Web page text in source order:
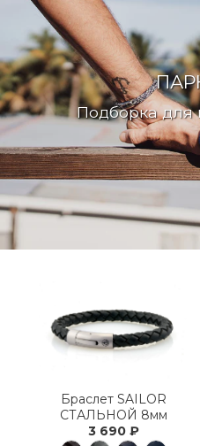
Подборка для
Браслет SAILOR
СТАЛЬНОЙ 8мм
3 690 ₽